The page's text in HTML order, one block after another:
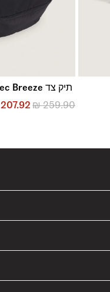
תיק צד Trek-Rec Breeze
₪259.90
207.92